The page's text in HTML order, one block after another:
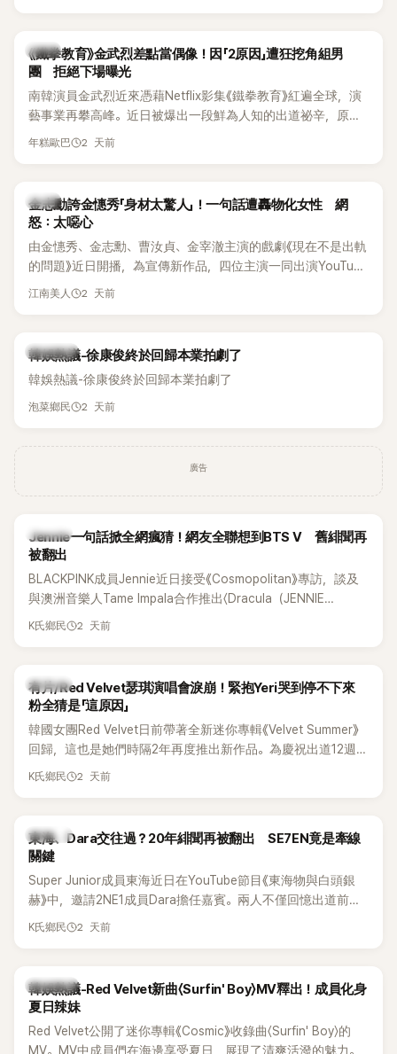
員身分出道，該團在 2000 年代初期紅極一時，由李智惠、徐
智英兩位女成員，以及張錫炫、Chris Kim 兩位男成員組成。不
過後來爆出長達四年的團內霸凌風波，甚至傳出徐智英母親對
李智惠言語辱罵、動手等爭議，最終團體於 2002 年解散。 團
體解散後，李智惠轉型 solo，靠著綜藝與歌唱實力持續活躍演
藝圈。據悉，她當年能加入 S#arp，也與 李尚敏 的賞識有關。
感情方面，李智惠於 2017 年與圈外男友結婚，婚後育有兩個
目，她經營的 YouTube 頻道也即將突破百萬訂閱，近年內容深
受網友喜愛，再度迎來事業第二春。
韓星
《鐵拳教育》金武烈差點當偶像！因「2原因」遭狂挖角組男
團 拒絕下場曝光
南韓演員金武烈近來憑藉Netflix影集《鐵拳教育》紅遍全球，演
藝事業再攀高峰。近日被爆出一段鮮為人知的出道祕辛，原來
他當年差點不是以演員身分出道，而是成為男團偶像的一員。
年糕歐巴 2 天前
韓星
金志勳誇金憓秀「身材太驚人」！一句話遭轟物化女性 網
怒：太噁心
由金憓秀、金志勳、曹汝貞、金宰澈主演的戲劇《現在不是出軌
的問題》近日開播，為宣傳新作品，四位主演一同出演YouTube
節目，不料訪談中的一段發言卻意外掀起爭議。不少網友認
江南美人 2 天前
熱議討論
韓娛熱議-徐康俊終於回歸本業拍劇了
韓娛熱議-徐康俊終於回歸本業拍劇了
泡菜鄉民 2 天前
廣告
K-POP
Jennie一句話掀全網瘋猜！網友全聯想到BTS V 舊緋聞再
被翻出
BLACKPINK成員Jennie近日接受《Cosmopolitan》專訪，談及
與澳洲音樂人Tame Impala合作推出〈Dracula（JENNIE
Remix）〉的幕後故事，沒想到她一句關於「共同朋友」的回答，
K氏鄉民 2 天前
K-POP
有片/Red Velvet瑟琪演唱會淚崩！緊抱Yeri哭到停不下來
粉全猜是「這原因」
韓國女團Red Velvet日前帶著全新迷你專輯《Velvet Summer》
回歸，這也是她們時隔2年再度推出新作品。為慶祝出道12週
年，五位成員也一連舉辦三場粉絲演唱會，與粉絲共同回顧經
K氏鄉民 2 天前
K-POP
東海、Dara交往過？20年緋聞再被翻出 SE7EN竟是牽線
關鍵
Super Junior成員東海近日在YouTube節目《東海物與白頭銀
赫》中，邀請2NE1成員Dara擔任嘉賓。兩人不僅回憶出道前的
青澀往事，也首度聊起當年鬧得沸沸揚揚的緋聞，讓東海忍不
K氏鄉民 2 天前
熱議討論
韓娛熱議-Red Velvet新曲〈Surfin' Boy〉MV釋出！成員化身
夏日辣妹
Red Velvet公開了迷你專輯《Cosmic》收錄曲〈Surfin' Boy〉的
MV。MV中成員們在海邊享受夏日，展現了清爽活潑的魅力。